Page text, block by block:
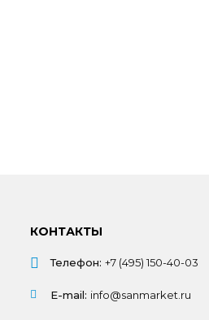
КОНТАКТЫ
Телефон: +7 (495) 150-40-03
E-mail: info@sanmarket.ru